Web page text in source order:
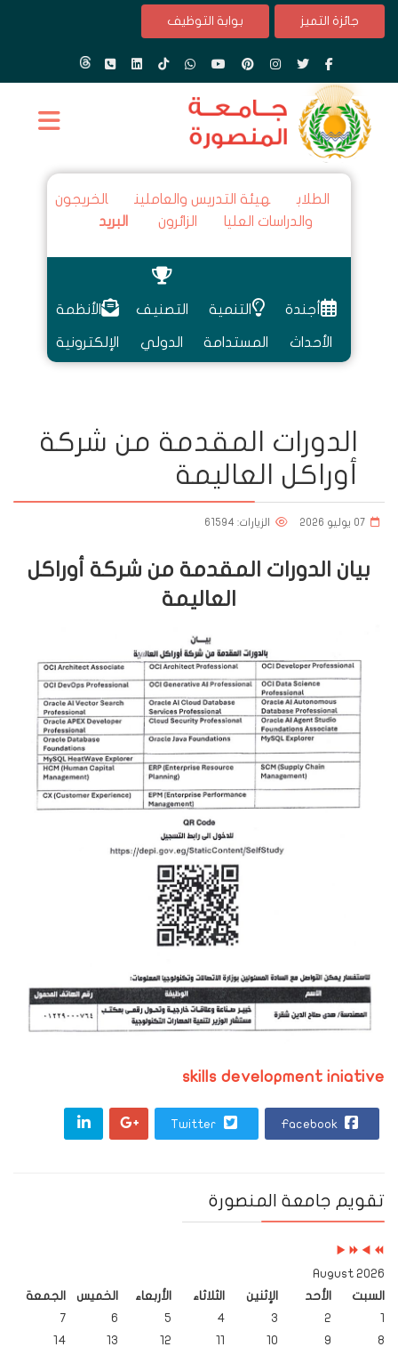
جائزة التميز بوابة التوظيف
الطلاب هيئة التدريس والعاملين
الخريجون
والدراسات العليا
الزائرون البريد
أجندة
الأحداث
التنمية
المستدامة
التصنيف
الدولي
الأنظمة
الإلكترونية
الدورات المقدمة من شركة
أوراكل العاليمة
07 يوليو 2026 الزيارات: 61594
بيان الدورات المقدمة من شركة أوراكل
العاليمة
skills development iniative
تقويم جامعة المنصورة
Previous
Previous
2026 August
السبت
الأحد الإثنين الثلاثاء الأربعاء الخميس
الجمعة
1
2
3
4
5
6
7
8
9
10
11
12
13
14